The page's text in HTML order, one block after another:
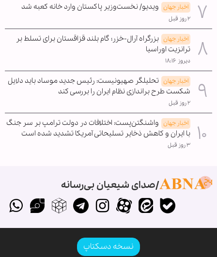
اخبار جهان ویدیو/ نخست‌وزیر پاکستان وارد خانه کعبه شد
۲ روز قبل
اخبار جهان بزرگراه آرال-خزر؛ گام بلند قزاقستان برای تسلط بر
ترانزیت اوراسیا
دیروز ۱۸:۱۶
اخبار جهان تحلیلگر صهیونیست: رئیس جدید موساد باید دلایل
شکست طرح براندازی نظام ایران را بررسی کند
۲ روز قبل
اخبار جهان واشنگتن‌پست: اختلافات در دولت ترامپ بر سر جنگ
با ایران و کاهش ذخایر تسلیحاتی آمریکا تشدید شده است
۳ روز قبل
صدای شیعیان بی‌رسانه
نسخه دسکتاپ